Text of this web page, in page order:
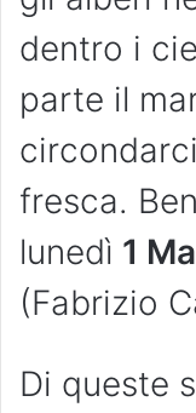
dentro i
parte il
fresca.
lunedì 1
(Fabrizio
Di queste